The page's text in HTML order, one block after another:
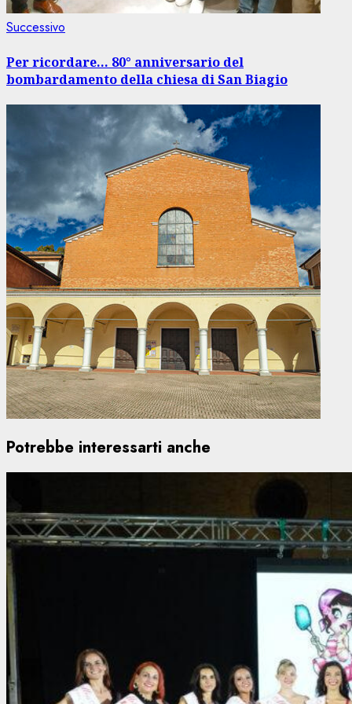
Successivo
Per ricordare… 80° anniversario del
bombardamento della chiesa di San Biagio
Potrebbe interessarti anche